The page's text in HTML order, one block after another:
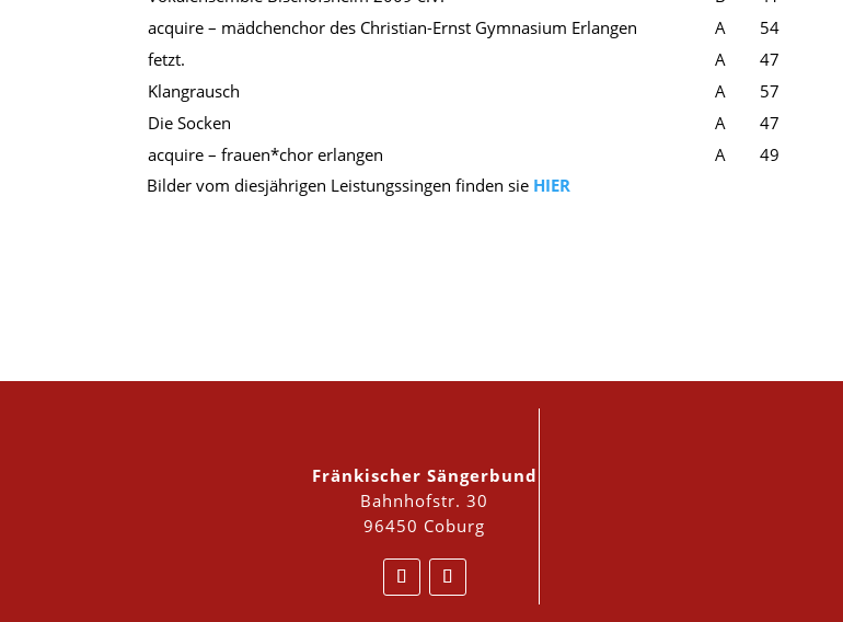
acquire – mädchenchor des Christian-Ernst Gymnasium Erlangen
A 54
fetzt.
A 47
Klangrausch
A 57
Die Socken
A 47
acquire – frauen*chor erlangen
A 49
Bilder vom diesjährigen Leistungssingen finden sie HIER
Fränkischer Sängerbund
Bahnhofstr. 30
96450 Coburg